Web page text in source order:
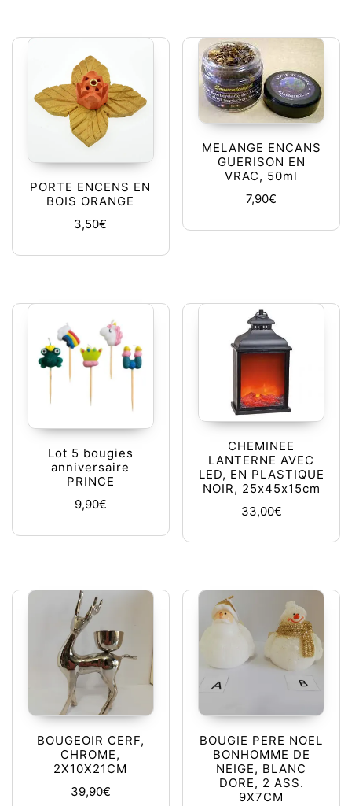
PORTE ENCENS EN
BOIS ORANGE
3,50€
MELANGE ENCANS
GUERISON EN
VRAC, 50ml
7,90€
Lot 5 bougies
anniversaire
PRINCE
9,90€
CHEMINEE
LANTERNE AVEC
LED, EN PLASTIQUE
NOIR, 25x45x15cm
33,00€
BOUGEOIR CERF,
CHROME,
2X10X21CM
39,90€
BOUGIE PERE NOEL
BONHOMME DE
NEIGE, BLANC
DORE, 2 ASS.
9X7CM